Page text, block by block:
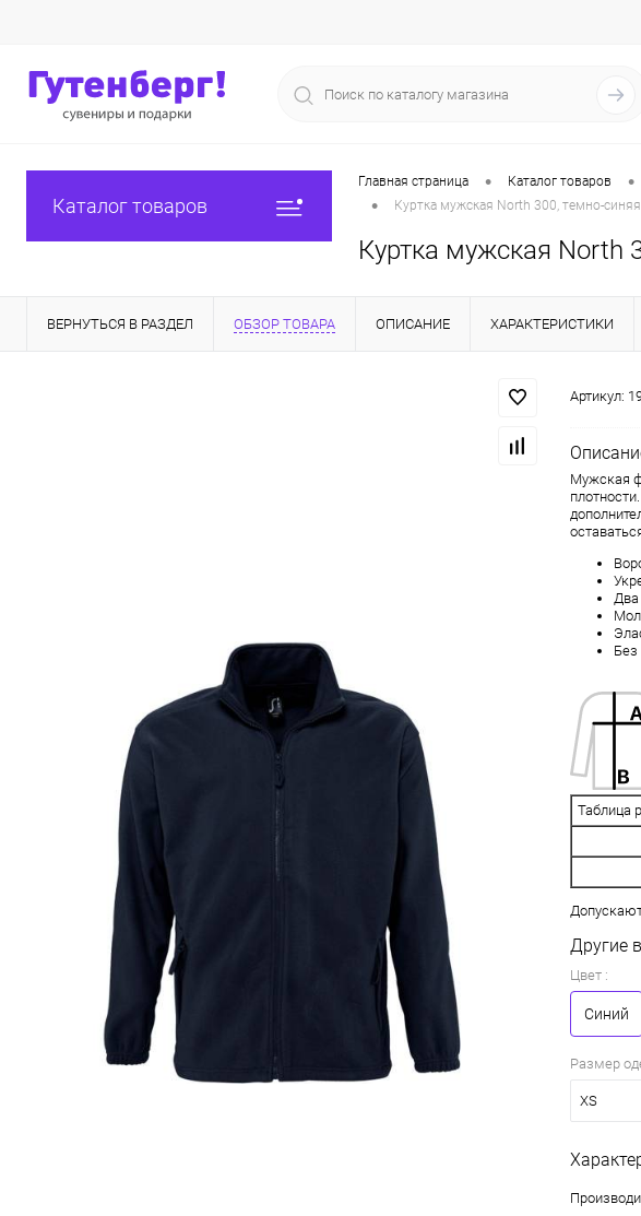
Каталог товаров
Главная страница • Каталог товаров •
• Куртка мужская North 300, темно-синяя
Куртка мужская North
ВЕРНУТЬСЯ В РАЗДЕЛ ОБЗОР ТОВАРА ОПИСАНИЕ ХАРАКТЕРИСТИКИ
Артикул:
Мужская
Два
Без
Таблица
Другие
Цвет :
Синий
Размер
XS